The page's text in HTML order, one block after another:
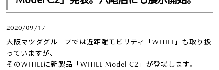
2020/09/17
大阪マツダグループでは近距離モビリティ「WHILL」も取り扱
っていますが、
そのWHILLに新製品「WHILL Model C2」が登場します。